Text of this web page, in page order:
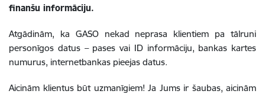
finanšu informāciju.
Atgādinām, ka GASO nekad neprasa klientiem pa tālruni
personīgos datus – pases vai ID informāciju, bankas kartes
numurus, internetbankas pieejas datus.
Aicinām klientus būt uzmanīgiem! Ja Jums ir šaubas, aicinām